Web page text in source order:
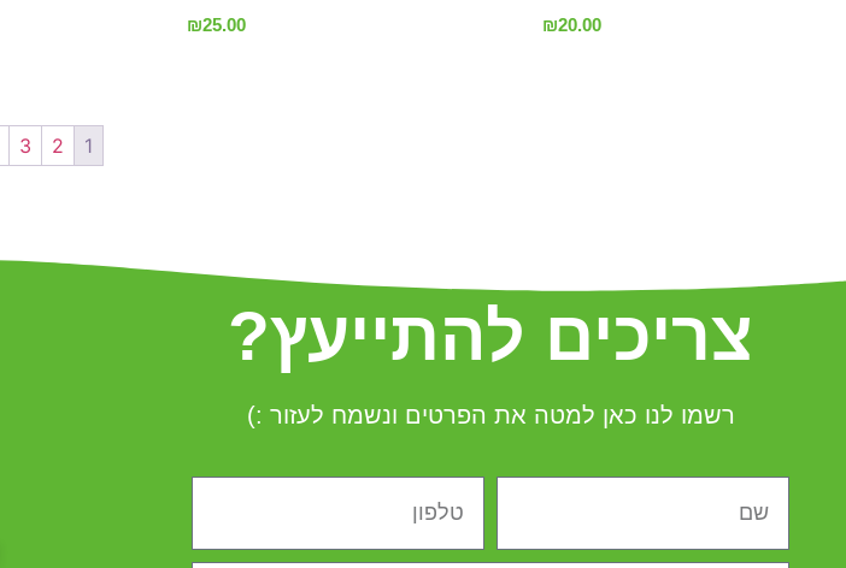
₪20.00
₪25.00
1
2
3
צריכים להתייעץ?
רשמו לנו כאן למטה את הפרטים ונשמח לעזור :)